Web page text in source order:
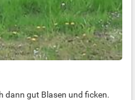
dann gut Blasen und ficken.